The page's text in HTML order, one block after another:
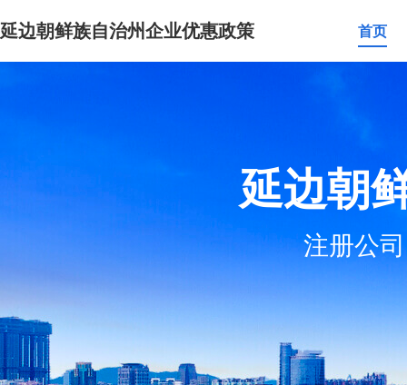
延边朝鲜族自治州企业优惠政策 首页
延边朝
注册公